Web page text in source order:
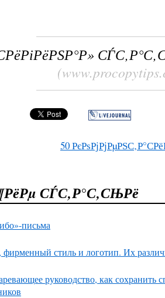
50
СЃС‚Р°С‚СЊРё
письма
фирменный стиль и логотип. Их
руководство, как сохранить